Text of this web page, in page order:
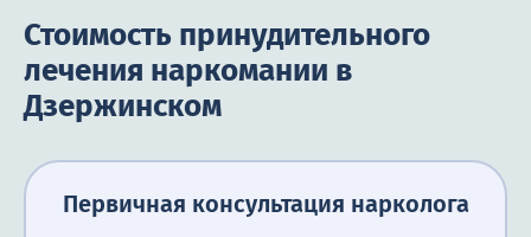
Стоимость принудительного
лечения наркомании в
Дзержинском
Первичная консультация нарколога